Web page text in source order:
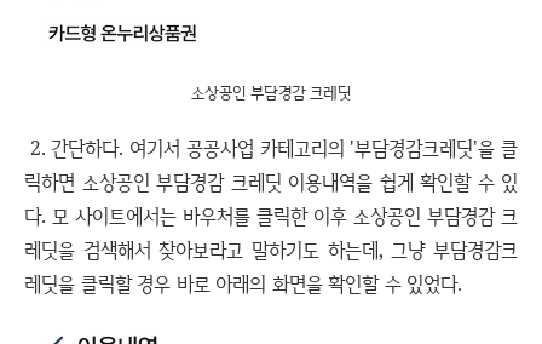
소상공인 부담경감 크레딧
2. 간단하다. 여기서 공공사업 카테고리의 '부담경감크레딧'을 클
릭하면 소상공인 부담경감 크레딧 이용내역을 쉽게 확인할 수 있
다. 모 사이트에서는 바우처를 클릭한 이후 소상공인 부담경감 크
레딧을 검색해서 찾아보라고 말하기도 하는데, 그냥 부담경감크
레딧을 클릭할 경우 바로 아래의 화면을 확인할 수 있었다.